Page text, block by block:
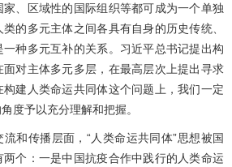
、区域性的国际组织等都可成为一个单独
的多元主体之间各具有自身的历史传统、
种多元互补的关系。习近平总书记提出构
对主体多元多层，在最高层次上提出寻求
建人类命运共同体这个问题上，我们一定
度予以充分理解和把握。
和传播层面，“人类命运共同体”思想被国
个：一是中国抗疫合作中践行的人类命运